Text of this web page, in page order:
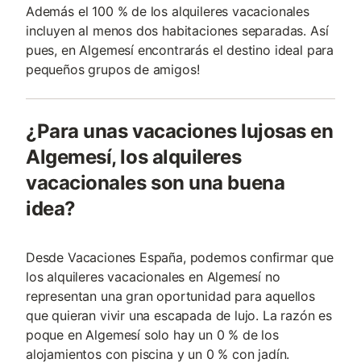
Además el 100 % de los alquileres vacacionales
incluyen al menos dos habitaciones separadas. Así
pues, en Algemesí encontrarás el destino ideal para
pequeños grupos de amigos!
¿Para unas vacaciones lujosas en
Algemesí, los alquileres
vacacionales son una buena
idea?
Desde Vacaciones España, podemos confirmar que
los alquileres vacacionales en Algemesí no
representan una gran oportunidad para aquellos
que quieran vivir una escapada de lujo. La razón es
poque en Algemesí solo hay un 0 % de los
alojamientos con piscina y un 0 % con jadín.